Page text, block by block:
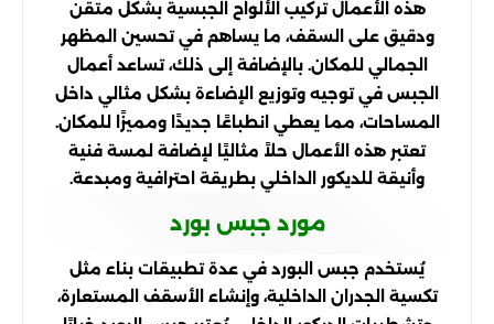
هذه الأعمال تركيب الألواح الجبسية بشكل متقن
ودقيق على السقف، ما يساهم في تحسين المظهر
الجمالي للمكان. بالإضافة إلى ذلك، تساعد أعمال
الجبس في توجيه وتوزيع الإضاءة بشكل مثالي داخل
المساحات، مما يعطي انطباعًا جديدًا ومميزًا للمكان.
تعتبر هذه الأعمال حلاً مثاليًا لإضافة لمسة فنية
وأنيقة للديكور الداخلي بطريقة احترافية ومبدعة.
مورد جبس بورد
يُستخدم جبس البورد في عدة تطبيقات بناء مثل
تكسية الجدران الداخلية، وإنشاء الأسقف المستعارة،